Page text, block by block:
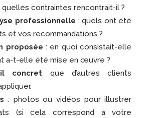
contraintes rencontrait-il ?
professionnelle : quels ont été
et vos recommandations ?
proposée : en quoi consistait-elle
a-t-elle été mise en œuvre ?
concret que d’autres clients
: photos ou vidéos pour illustrer
(si cela correspond à votre